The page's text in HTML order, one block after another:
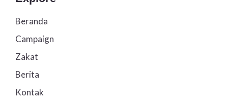
Beranda
Campaign
Zakat
Berita
Kontak